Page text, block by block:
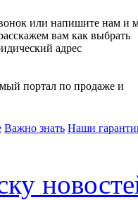
или напишите нам и
вам как выбрать
адрес
портал по продаже и
Важно знать Наши